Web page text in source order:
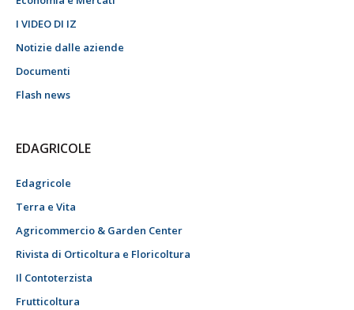
I VIDEO DI IZ
Notizie dalle aziende
Documenti
Flash news
EDAGRICOLE
Edagricole
Terra e Vita
Agricommercio & Garden Center
Rivista di Orticoltura e Floricoltura
Il Contoterzista
Frutticoltura